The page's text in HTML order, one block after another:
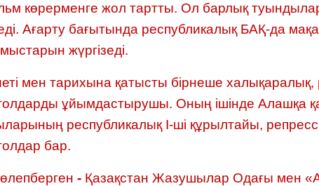
көрерменге жол тартты. Ол барлық
Ағарту бағытында республикалық БАҚ-да
жүргізеді.
мен тарихына қатысты бірнеше
ұйымдастырушы. Оның ішінде Алашқа
республикалық I-ші құрылтайы,
бар.
- Қазақстан Жазушылар Одағы мен